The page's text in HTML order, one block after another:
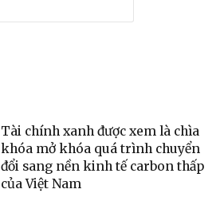
Tài chính xanh được xem là chìa
khóa mở khóa quá trình chuyển
đổi sang nền kinh tế carbon thấp
của Việt Nam